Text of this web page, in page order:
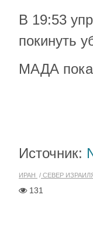
В 19:53
покинуть
МАДА пока
Источник:
ИРАН СЕВЕР
131